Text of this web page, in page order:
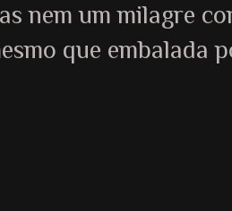
nem um milagre
que embalada